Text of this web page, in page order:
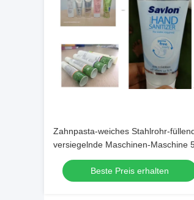
Zahnpasta-weiches Stahlrohr-
versiegelnde Maschinen-Maschine
300ml
Beste Preis erhalten